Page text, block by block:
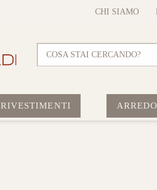
CHI SIAMO
COSA STAI CERCANDO?
RIVESTIMENTI